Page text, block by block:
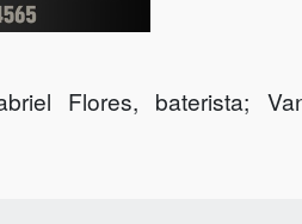
Flores, baterista;